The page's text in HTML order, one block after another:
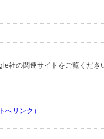
社の関連サイトをご覧くださ
リンク）